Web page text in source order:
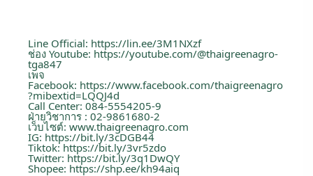
Line Official: https://lin.ee/3M1NXzf
ช่อง Youtube: https://youtube.com/@thaigreenagro-
tga847
เพจ
Facebook: https://www.facebook.com/thaigreenagro
?mibextid=LQQJ4d
Call Center: 084-5554205-9
ฝ่ายวิชาการ : 02-9861680-2
เว็บไซต์: www.thaigreenagro.com
IG: https://bit.ly/3cDGB44
Tiktok: https://bit.ly/3vr5zdo
Twitter: https://bit.ly/3q1DwQY
Shopee: https://shp.ee/kh94aiq